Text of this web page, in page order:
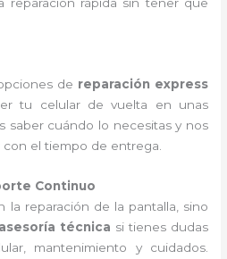
de reparación express
tu celular de vuelta en unas
saber cuándo lo necesitas y nos
el tiempo de entrega.
Continuo
la reparación de la pantalla, sino
asesoría técnica si tienes dudas
mantenimiento y cuidados.